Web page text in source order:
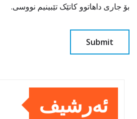
بۆ جاری داهاتوو کاتێک تێبینیم نووسی.
ئەرشیف